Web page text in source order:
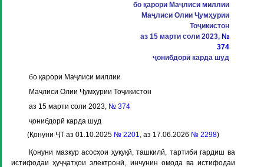
бо қарори Маҷлиси миллии
Маҷлиси Олии Ҷумҳурии
Тоҷикистон
аз 15 марти соли 2023, №
374
ҷонибдорӣ карда шуд
бо қарори Маҷлиси миллии
Маҷлиси Олии Ҷумҳурии Тоҷикистон
аз 15 марти соли 2023, № 374
ҷонибдорӣ карда шуд
(Қонуни ҶТ аз 01.10.2025 № 2201, аз 17.06.2026 № 2298)
Қонуни мазкур асосҳои ҳуқуқӣ, ташкилӣ, тартиби гардиш ва
истифодаи ҳуҷҷатҳои электронӣ, инчунин омода ва истифодаи